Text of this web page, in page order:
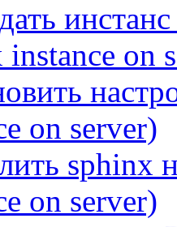
instance on
on server)
sphinx
on server)